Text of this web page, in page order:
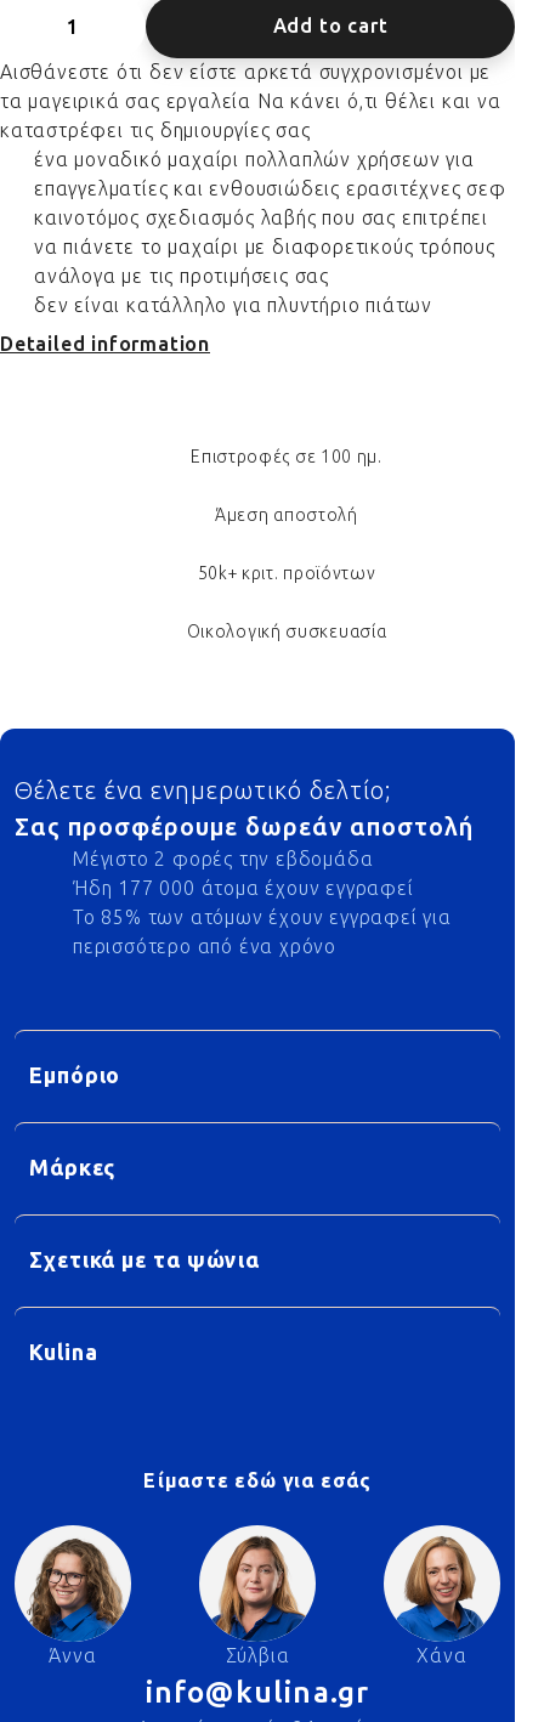
Add to cart
Αισθάνεστε ότι δεν είστε αρκετά συγχρονισμένοι με
τα μαγειρικά σας εργαλεία Να κάνει ό,τι θέλει και να
καταστρέφει τις δημιουργίες σας
ένα μοναδικό μαχαίρι πολλαπλών χρήσεων για
επαγγελματίες και ενθουσιώδεις ερασιτέχνες σεφ
καινοτόμος σχεδιασμός λαβής που σας επιτρέπει
να πιάνετε το μαχαίρι με διαφορετικούς τρόπους
ανάλογα με τις προτιμήσεις σας
δεν είναι κατάλληλο για πλυντήριο πιάτων
Detailed information
Επιστροφές σε 100 ημ.
Άμεση αποστολή
50k+ κριτ. προϊόντων
Οικολογική συσκευασία
Footer
Θέλετε ένα ενημερωτικό δελτίο;
Σας προσφέρουμε δωρεάν αποστολή
Μέγιστο 2 φορές την εβδομάδα
Ήδη 177 000 άτομα έχουν εγγραφεί
Το 85% των ατόμων έχουν εγγραφεί για
περισσότερο από ένα χρόνο
Εμπόριο
Μάρκες
Σχετικά με τα ψώνια
Kulina
Είμαστε εδώ για εσάς
Άννα Σύλβια Χάνα
info@kulina.gr